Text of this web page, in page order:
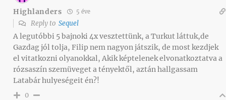
Highlanders 5 éve
Reply to Sequel
A legutóbbi 5 bajnoki 4x vesztettünk, a Turkut láttuk,de
Gazdag jól tolja, Filip nem nagyon játszik, de most kezdjek
el vitatkozni olyanokkal, Akik képtelenek elvonatkoztatva a
rózsaszín szemüveget a tényektől, aztán hallgassam
Latabár hulyeségeit én?!
0